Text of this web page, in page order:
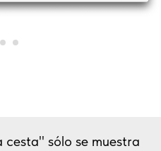
sólo se muestra